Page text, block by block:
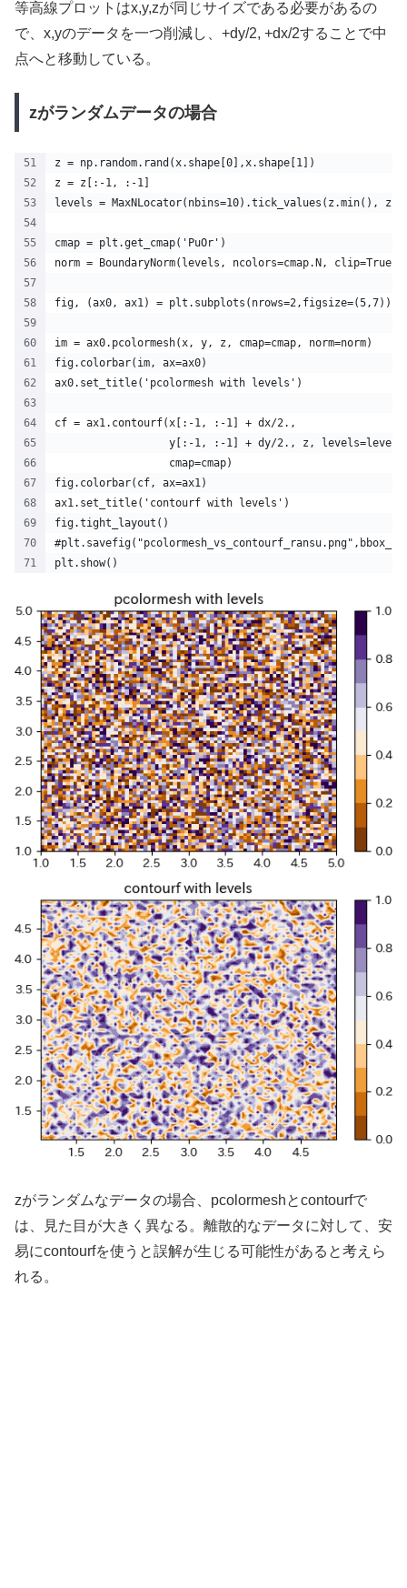
等高線プロットはx,y,zが同じサイズである必要があるの
で、x,yのデータを一つ削減し、+dy/2, +dx/2することで中
点へと移動している。
zがランダムデータの場合
z = np.random.rand(x.shape[0],x.shape[1])
z = z[:-1, :-1]
levels = MaxNLocator(nbins=10).tick_values(z.min(),
cmap = plt.get_cmap('PuOr')
norm = BoundaryNorm(levels, ncolors=cmap.N, clip=True)
fig, (ax0, ax1) = plt.subplots(nrows=2,figsize=(5,7))
im = ax0.pcolormesh(x, y, z, cmap=cmap, norm=norm)
fig.colorbar(im, ax=ax0)
ax0.set_title('pcolormesh with levels')
cf = ax1.contourf(x[:-1, :-1] + dx/2.,
y[:-1, :-1] + dy/2., z,
                  cmap=cmap)
fig.colorbar(cf, ax=ax1)
ax1.set_title('contourf with levels')
fig.tight_layout()
plt.show()
zがランダムなデータの場合、pcolormeshとcontourfで
は、見た目が大きく異なる。離散的なデータに対して、安
易にcontourfを使うと誤解が生じる可能性があると考えら
れる。